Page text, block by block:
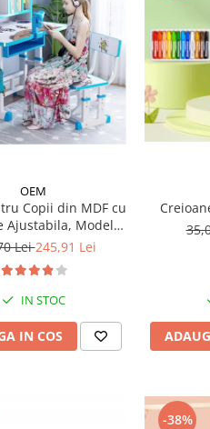
OEM
Copii din MDF cu
Ajustabila, Model
Astronaut
Lei245,91 Lei
IN STOC
IN COS
-38%